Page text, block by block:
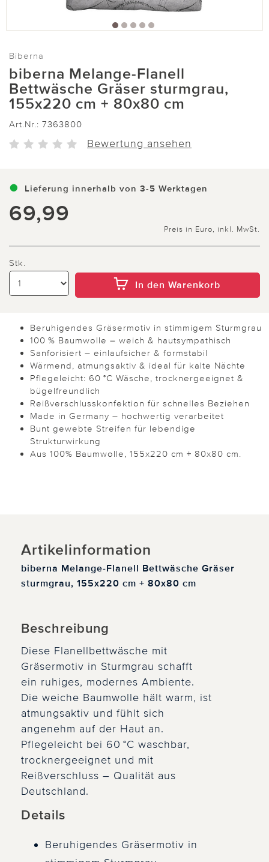
Biberna
biberna Melange-Flanell
Bettwäsche Gräser sturmgrau,
155x220 cm + 80x80 cm
Art.Nr.: 7363800
Bewertung ansehen
Lieferung innerhalb von 3-5 Werktagen
69,99
Preis in Euro, inkl. MwSt.
Stk.
In den Warenkorb
Beruhigendes Gräsermotiv in stimmigem Sturmgrau
100 % Baumwolle – weich & hautsympathisch
Sanforisiert – einlaufsicher & formstabil
Wärmend, atmungsaktiv & ideal für kalte Nächte
Pflegeleicht: 60 °C Wäsche, trocknergeeignet &
bügelfreundlich
Reißverschlusskonfektion für schnelles Beziehen
Made in Germany – hochwertig verarbeitet
Bunt gewebte Streifen für lebendige
Strukturwirkung
Aus 100% Baumwolle, 155x220 cm + 80x80 cm.
Artikelinformation
biberna Melange-Flanell Bettwäsche Gräser
sturmgrau, 155x220 cm + 80x80 cm
Beschreibung
Diese Flanellbettwäsche mit
Gräsermotiv in Sturmgrau schafft
ein ruhiges, modernes Ambiente.
Die weiche Baumwolle hält warm, ist
atmungsaktiv und fühlt sich
angenehm auf der Haut an.
Pflegeleicht bei 60 °C waschbar,
trocknergeeignet und mit
Reißverschluss – Qualität aus
Deutschland.
Details
Beruhigendes Gräsermotiv in